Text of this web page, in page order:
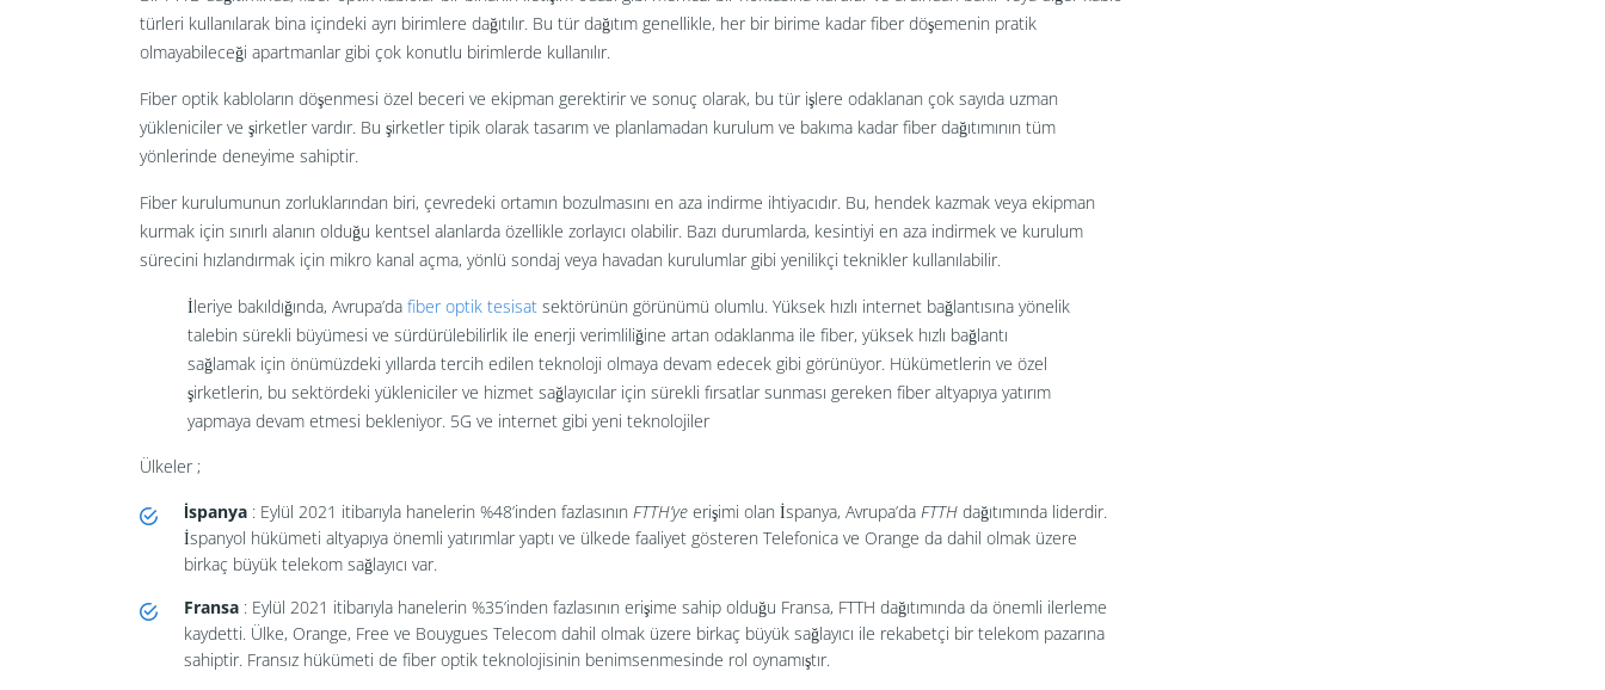
türleri kullanılarak bina içindeki ayrı birimlere dağıtılır. Bu tür dağıtım genellikle, her bir birime kadar fiber döşemenin pratik
olmayabileceği apartmanlar gibi çok konutlu birimlerde kullanılır.
Fiber optik kabloların döşenmesi özel beceri ve ekipman gerektirir ve sonuç olarak, bu tür işlere odaklanan çok sayıda uzman
yükleniciler ve şirketler vardır. Bu şirketler tipik olarak tasarım ve planlamadan kurulum ve bakıma kadar fiber dağıtımının tüm
yönlerinde deneyime sahiptir.
Fiber kurulumunun zorluklarından biri, çevredeki ortamın bozulmasını en aza indirme ihtiyacıdır. Bu, hendek kazmak veya ekipman
kurmak için sınırlı alanın olduğu kentsel alanlarda özellikle zorlayıcı olabilir. Bazı durumlarda, kesintiyi en aza indirmek ve kurulum
sürecini hızlandırmak için mikro kanal açma, yönlü sondaj veya havadan kurulumlar gibi yenilikçi teknikler kullanılabilir.
İleriye bakıldığında, Avrupa’da fiber optik tesisat sektörünün görünümü olumlu. Yüksek hızlı internet bağlantısına yönelik
talebin sürekli büyümesi ve sürdürülebilirlik ile enerji verimliliğine artan odaklanma ile fiber, yüksek hızlı bağlantı
sağlamak için önümüzdeki yıllarda tercih edilen teknoloji olmaya devam edecek gibi görünüyor. Hükümetlerin ve özel
şirketlerin, bu sektördeki yükleniciler ve hizmet sağlayıcılar için sürekli fırsatlar sunması gereken fiber altyapıya yatırım
yapmaya devam etmesi bekleniyor. 5G ve internet gibi yeni teknolojiler
Ülkeler ;
İspanya : Eylül 2021 itibarıyla hanelerin %48’inden fazlasının FTTH’ye erişimi olan İspanya, Avrupa’da FTTH dağıtımında liderdir.
İspanyol hükümeti altyapıya önemli yatırımlar yaptı ve ülkede faaliyet gösteren Telefonica ve Orange da dahil olmak üzere
birkaç büyük telekom sağlayıcı var.
Fransa : Eylül 2021 itibarıyla hanelerin %35’inden fazlasının erişime sahip olduğu Fransa, FTTH dağıtımında da önemli ilerleme
kaydetti. Ülke, Orange, Free ve Bouygues Telecom dahil olmak üzere birkaç büyük sağlayıcı ile rekabetçi bir telekom pazarına
sahiptir. Fransız hükümeti de fiber optik teknolojisinin benimsenmesinde rol oynamıştır.